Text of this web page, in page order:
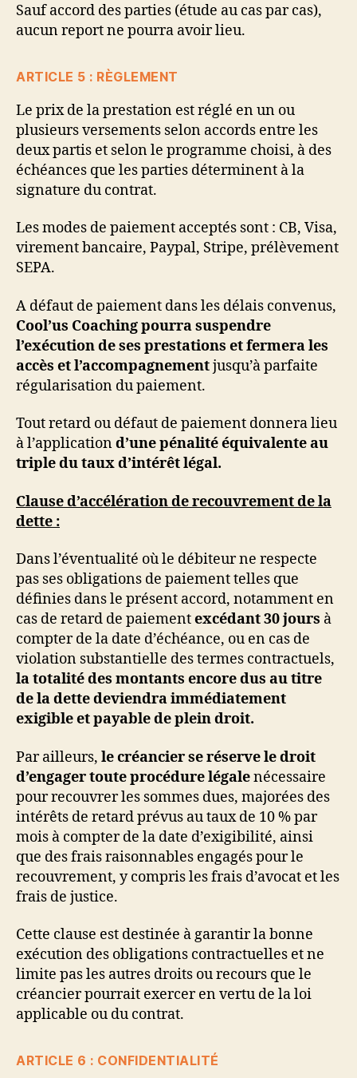
Sauf accord des parties (étude au cas par cas),
aucun report ne pourra avoir lieu.
ARTICLE 5 : RÈGLEMENT
Le prix de la prestation est réglé en un ou
plusieurs versements selon accords entre les
deux partis et selon le programme choisi, à des
échéances que les parties déterminent à la
signature du contrat.
Les modes de paiement acceptés sont : CB, Visa,
virement bancaire, Paypal, Stripe, prélèvement
SEPA.
A défaut de paiement dans les délais convenus,
Cool’us Coaching pourra suspendre
l’exécution de ses prestations et fermera les
accès et l’accompagnementjusqu’à parfaite
régularisation du paiement.
Tout retard ou défaut de paiement donnera lieu
à l’applicationd’une pénalité équivalente au
triple du taux d’intérêt légal.
Clause d’accélération de recouvrement de la
dette :
Dans l’éventualité où le débiteur ne respecte
pas ses obligations de paiement telles que
définies dans le présent accord, notamment en
cas de retard de paiementexcédant 30 jours à
compter de la date d’échéance, ou en cas de
violation substantielle des termes contractuels,
la totalité des montants encore dus au titre
de la dette deviendra immédiatement
exigible et payable de plein droit.
Par ailleurs, le créancier se réserve le droit
d’engager toute procédure légalenécessaire
pour recouvrer les sommes dues, majorées des
intérêts de retard prévus au taux de 10 % par
mois à compter de la date d’exigibilité, ainsi
que des frais raisonnables engagés pour le
recouvrement, y compris les frais d’avocat et les
frais de justice.
Cette clause est destinée à garantir la bonne
exécution des obligations contractuelles et ne
limite pas les autres droits ou recours que le
créancier pourrait exercer en vertu de la loi
applicable ou du contrat.
ARTICLE 6 : CONFIDENTIALITÉ